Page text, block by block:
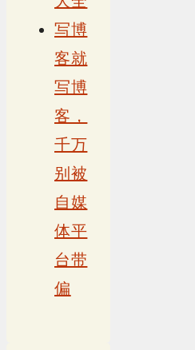
写博
客就
写博
客，
千万
别被
自媒
体平
台带
偏